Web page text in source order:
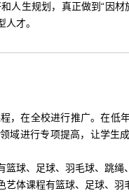
人生规划，真正做到“因材
才。
在全校进行推广。在低
域进行专项提高，让学生
、足球、羽毛球、跳绳
体课程有篮球、足球、羽